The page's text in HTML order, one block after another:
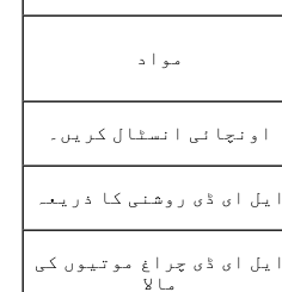
مواد
اونچائی انسٹال کریں۔
ایل ای ڈی روشنی کا ذریعہ
ایل ای ڈی چراغ موتیوں کی
مالا